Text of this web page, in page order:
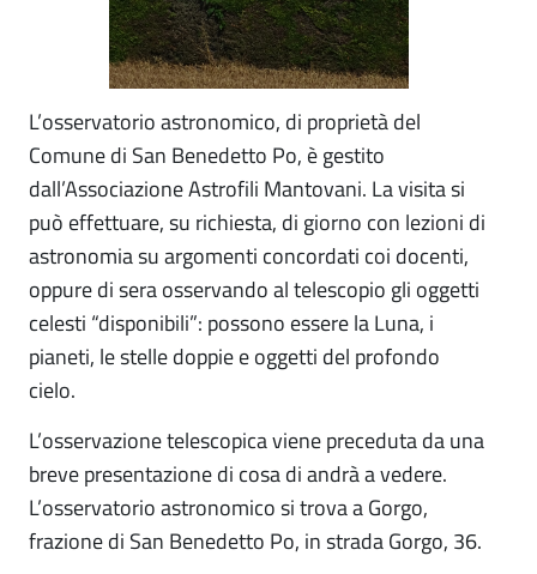
L’osservatorio astronomico, di proprietà del
Comune di San Benedetto Po, è gestito
dall’Associazione Astrofili Mantovani. La visita si
può effettuare, su richiesta, di giorno con lezioni di
astronomia su argomenti concordati coi docenti,
oppure di sera osservando al telescopio gli oggetti
celesti “disponibili”: possono essere la Luna, i
pianeti, le stelle doppie e oggetti del profondo
cielo.
L’osservazione telescopica viene preceduta da una
breve presentazione di cosa di andrà a vedere.
L’osservatorio astronomico si trova a Gorgo,
frazione di San Benedetto Po, in strada Gorgo, 36.